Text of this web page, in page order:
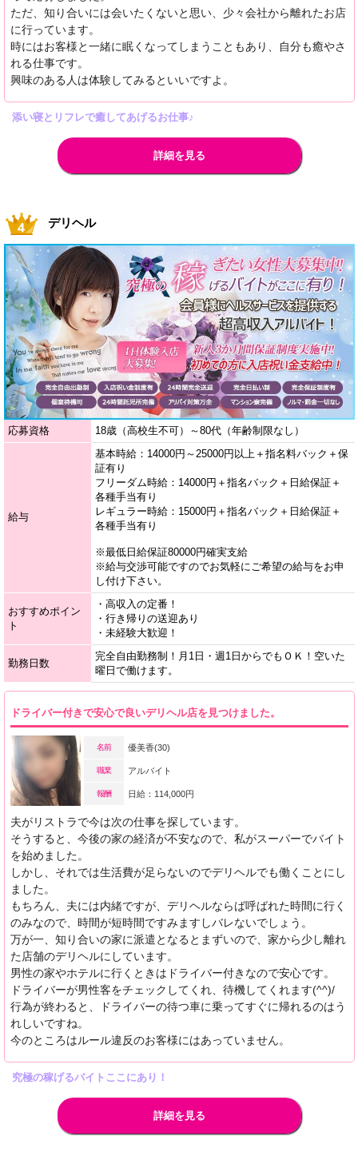
ただ、知り合いには会いたくないと思い、少々会社から離れたお店
に行っています。
時にはお客様と一緒に眠くなってしまうこともあり、自分も癒やさ
れる仕事です。
興味のある人は体験してみるといいですよ。
添い寝とリフレで癒してあげるお仕事♪
詳細を見る
デリヘル
応募資格 18歳（高校生不可）～80代（年齢制限なし）
給与
基本時給：14000円～25000円以上＋指名料バック＋保
証有り
フリーダム時給：14000円＋指名バック＋日給保証＋
各種手当有り
レギュラー時給：15000円＋指名バック＋日給保証＋
各種手当有り
※最低日給保証80000円確実支給
※給与交渉可能ですのでお気軽にご希望の給与をお申
し付け下さい。
おすすめポイン
ト
・高収入の定番！
・行き帰りの送迎あり
・未経験大歓迎！
勤務日数
完全自由勤務制！月1日・週1日からでもＯＫ！空いた
曜日で働けます。
ドライバー付きで安心で良いデリヘル店を見つけました。
名前 優美香(30)
職業 アルバイト
報酬 日給：114,000円
夫がリストラで今は次の仕事を探しています。
そうすると、今後の家の経済が不安なので、私がスーパーでバイト
を始めました。
しかし、それでは生活費が足らないのでデリヘルでも働くことにし
ました。
もちろん、夫には内緒ですが、デリヘルならば呼ばれた時間に行く
のみなので、時間が短時間ですみますしバレないでしょう。
万が一、知り合いの家に派遣となるとまずいので、家から少し離れ
た店舗のデリヘルにしています。
男性の家やホテルに行くときはドライバー付きなので安心です。
ドライバーが男性客をチェックしてくれ、待機してくれます(^^)/
行為が終わると、ドライバーの待つ車に乗ってすぐに帰れるのはう
れしいですね。
今のところはルール違反のお客様にはあっていません。
究極の稼げるバイトここにあり！
詳細を見る